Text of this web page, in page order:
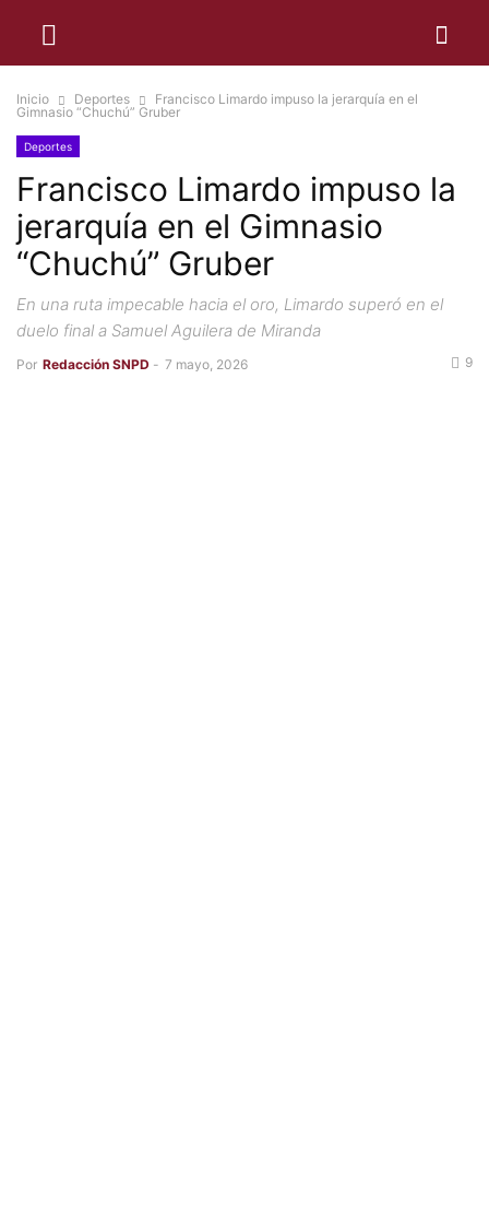
Inicio Deportes
Francisco Limardo impuso la jerarquía en el
Gimnasio “Chuchú” Gruber
Deportes
Francisco Limardo impuso la
jerarquía en el Gimnasio
“Chuchú” Gruber
En una ruta impecable hacia el oro, Limardo superó en el
duelo final a Samuel Aguilera de Miranda
Por Redacción SNPD - 7 mayo, 2026 9